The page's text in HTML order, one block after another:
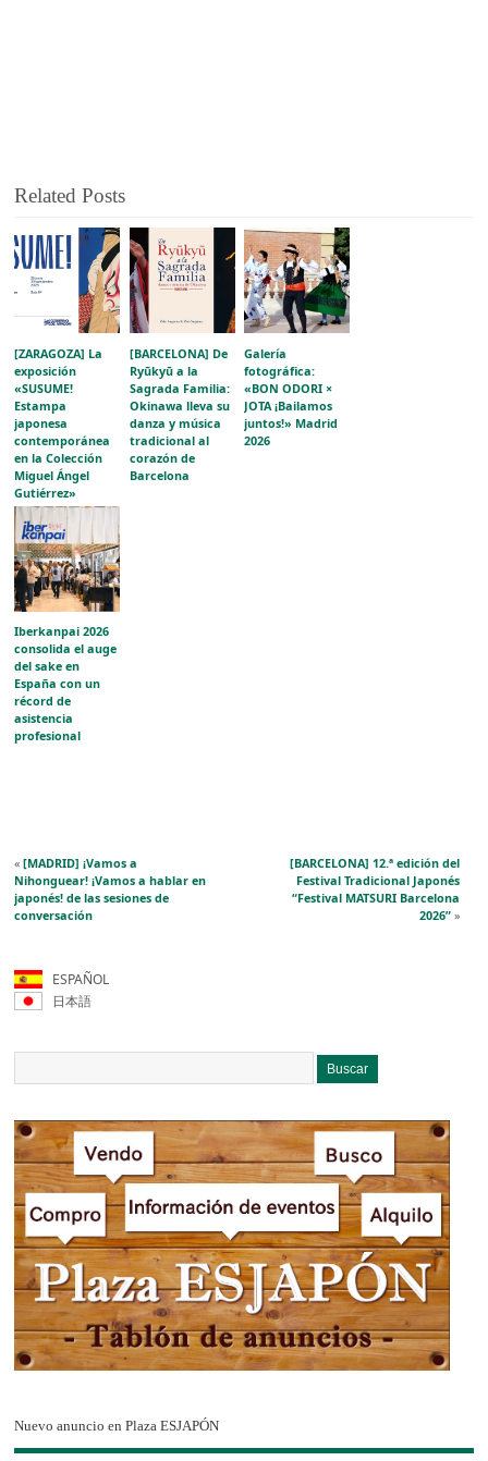
Related Posts
[ZARAGOZA] La
exposición
«SUSUME!
Estampa
japonesa
contemporánea
en la Colección
Miguel Ángel
Gutiérrez»
acerca la
evolución del
grabado japonés
al público
aragonés
[BARCELONA] De
Ryūkyū a la
Sagrada Familia:
Okinawa lleva su
danza y música
tradicional al
corazón de
Barcelona
Galería
fotográfica:
«BON ODORI ×
JOTA ¡Bailamos
juntos!» Madrid
2026
Iberkanpai 2026
consolida el auge
del sake en
España con un
récord de
asistencia
profesional
«[MADRID] ¡Vamos a
Nihonguear! ¡Vamos a hablar en
japonés! de las sesiones de
conversación
[BARCELONA] 12.ª edición del
Festival Tradicional Japonés
“Festival MATSURI Barcelona
2026”»
ESPAÑOL
日本語
Nuevo anuncio en Plaza ESJAPÓN